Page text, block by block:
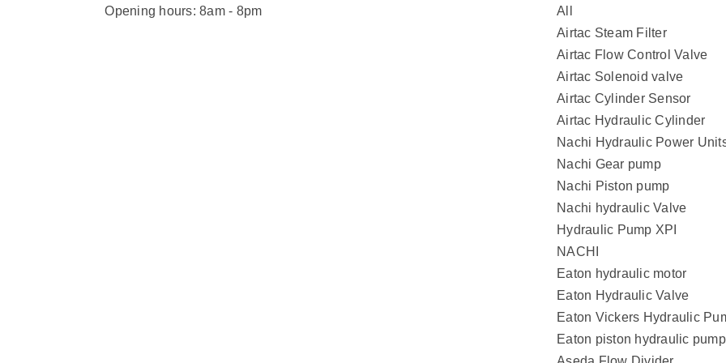
Opening hours: 8am - 8pm
All
Airtac Steam Filter
Airtac Flow Control Valve
Airtac Solenoid valve
Airtac Cylinder Sensor
Airtac Hydraulic Cylinder
Nachi Hydraulic Power
Nachi Gear pump
Nachi Piston pump
Nachi hydraulic Valve
Hydraulic Pump XPI
NACHI
Eaton hydraulic motor
Eaton Hydraulic Valve
Eaton Vickers Hydraulic
Eaton piston hydraulic pump